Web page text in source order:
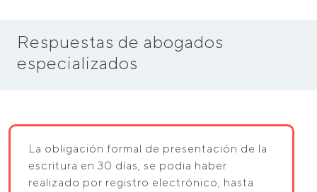
Respuestas de abogados
especializados
La obligación formal de presentación de la
escritura en 30 días, se podia haber
realizado por registro electrónico, hasta